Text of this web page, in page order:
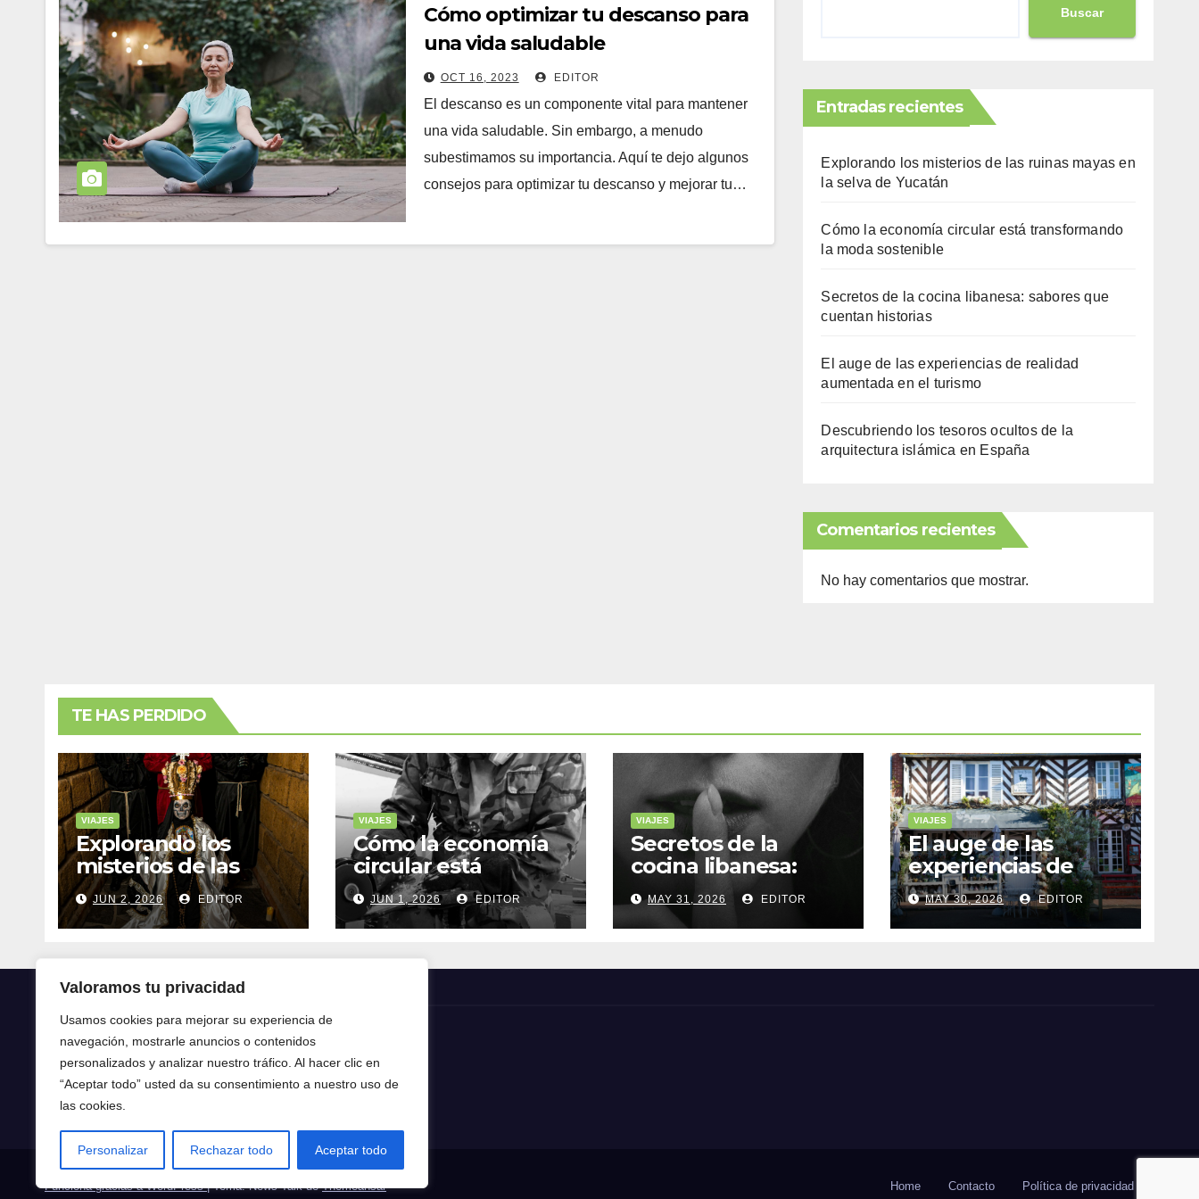
Valoramos tu privacidad
Usamos cookies para mejorar su experiencia de
navegación, mostrarle anuncios o contenidos
personalizados y analizar nuestro tráfico. Al hacer clic en
“Aceptar todo” usted da su consentimiento a nuestro uso de
las cookies.
Personalizar Rechazar todo Aceptar todo
Cómo optimizar tu descanso para
una vida saludable
OCT 16, 2023 EDITOR
El descanso es un componente vital para mantener
una vida saludable. Sin embargo, a menudo
subestimamos su importancia. Aquí te dejo algunos
consejos para optimizar tu descanso y mejorar tu…
Buscar
Entradas recientes
Explorando los misterios de las ruinas mayas en
la selva de Yucatán
Cómo la economía circular está transformando
la moda sostenible
Secretos de la cocina libanesa: sabores que
cuentan historias
El auge de las experiencias de realidad
aumentada en el turismo
Descubriendo los tesoros ocultos de la
arquitectura islámica en España
Comentarios recientes
No hay comentarios que mostrar.
TE HAS PERDIDO
VIAJES
Explorando los
misterios de las
ruinas mayas en la
selva de Yucatán
JUN 2, 2026 EDITOR
VIAJES
Cómo la economía
circular está
transformando la
moda sostenible
JUN 1, 2026 EDITOR
VIAJES
Secretos de la
cocina libanesa:
sabores que
cuentan historias
MAY 31, 2026 EDITOR
VIAJES
El auge de las
experiencias de
realidad aumentada
en el turismo
MAY 30, 2026 EDITOR
Crónica24
Crónica 24
Funciona gracias a WordPress|Tema: News Talk deThemeansar Home Contacto Política de privacidad